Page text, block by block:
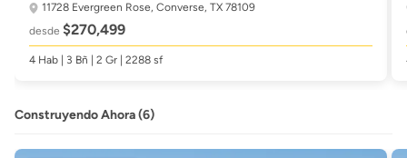
11728 Evergreen Rose, Converse, TX 78109
desde $270,499
4 Hab | 3 Bñ | 2 Gr | 2288 sf
Construyendo Ahora (6)